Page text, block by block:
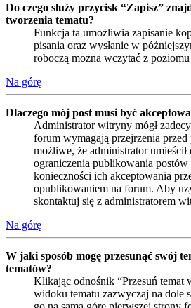
Do czego służy przycisk “Zapisz”
tworzenia tematu?
Funkcja ta umożliwia zapisanie
pisania oraz wysłanie w
roboczą można wczytać z
Na górę
Dlaczego mój post musi być
Administrator witryny mógł
forum wymagają przejrzenia
możliwe, że administrator
ograniczenia publikowania postów
konieczności ich akceptowania
opublikowaniem na forum. Aby
skontaktuj się z administratorem
Na górę
W jaki sposób mogę przesunąć swój
tematów?
Klikając odnośnik “Przesuń temat
widoku tematu zazwyczaj na dole